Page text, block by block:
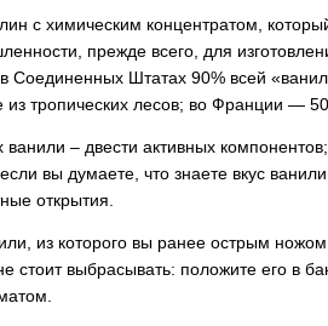
с химическим концентратом,
прежде всего, для
Соединенных Штатах 90% всей
из тропических лесов; во Франции —
ванили – двести активных
вы думаете, что знаете вкус
открытия.
из которого вы ранее острым ножом
стоит выбрасывать: положите его в